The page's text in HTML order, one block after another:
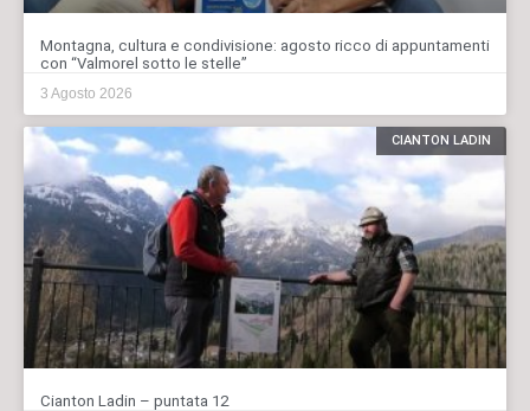
Montagna, cultura e condivisione: agosto ricco di appuntamenti
con “Valmorel sotto le stelle”
3 Agosto 2026
CIANTON LADIN
Cianton Ladin – puntata 12